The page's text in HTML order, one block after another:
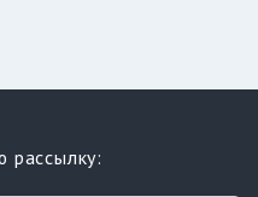
рассылку: